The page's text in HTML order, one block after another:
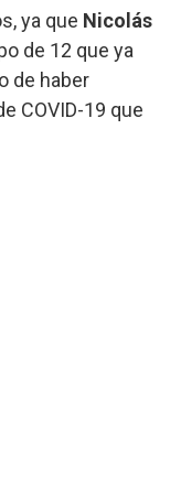
ya que Nicolás
de 12 que ya
de haber
COVID-19 que